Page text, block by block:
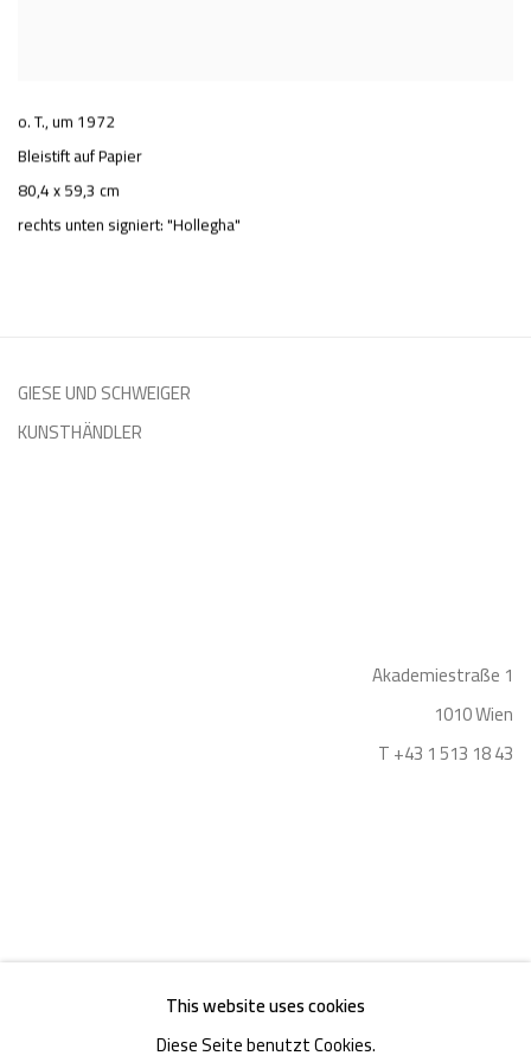
o. T.,um 1972
Bleistift auf Papier
80,4 x 59,3 cm
rechts unten signiert: "Hollegha"
GIESE UND SCHWEIGER
KUNSTHÄNDLER
Akademiestraße 1
1010 Wien
T +43 1 513 18 43
Impressum
This website uses cookies
Diese Seite benutzt Cookies.